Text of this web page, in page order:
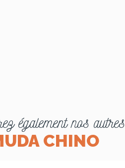
également nos autres
CHINO